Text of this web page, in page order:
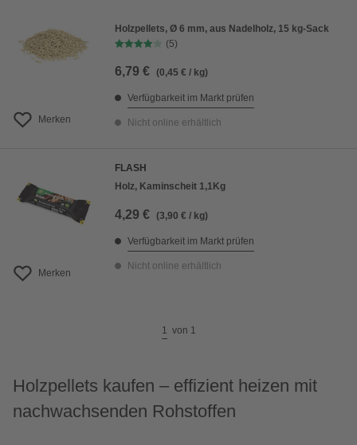
Preis aufsteigend
Preis absteigend
Merken
Holzpellets, Ø 6 mm, aus Nadelholz, 15 kg-Sack
(5)
6,79 € (0,45 € / kg)
Verfügbarkeit im Markt prüfen
Nicht online erhältlich
Merken
FLASH
Holz, Kaminscheit 1,1Kg
4,29 € (3,90 € / kg)
Verfügbarkeit im Markt prüfen
Nicht online erhältlich
1 von 1
Holzpellets kaufen – effizient heizen mit
nachwachsenden Rohstoffen